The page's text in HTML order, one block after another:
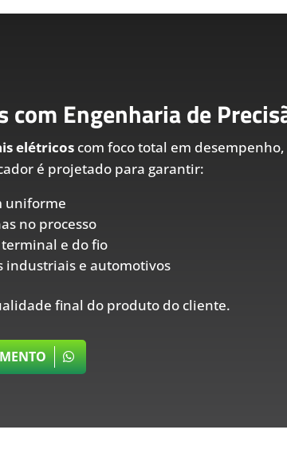
Engenharia de
elétricoscom foco total em
é projetado para garantir:
uniforme
no processo
e do fio
industriais e automotivos
final do produto do cliente.